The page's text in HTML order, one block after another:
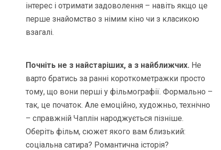
інтерес і отримати задоволення – навіть якщо це
перше знайомство з німим кіно чи з класикою
взагалі.
Почніть не з найстаріших, а з найближчих. Не
варто братись за ранні короткометражки просто
тому, що вони перші у фільмографії. Формально –
так, це початок. Але емоційно, художньо, технічно
– справжній Чаплін народжується пізніше.
Оберіть фільм, сюжет якого вам близький:
соціальна сатира? Романтична історія?